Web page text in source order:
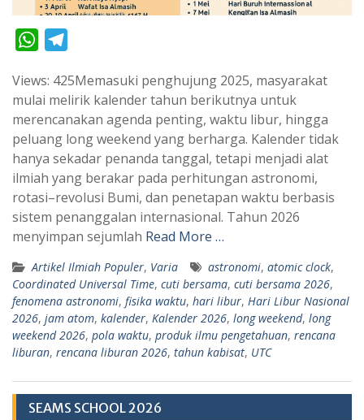
W
a
t
A
p
p
l
e
g
r
a
m
Views: 425Memasuki penghujung 2025, masyarakat
mulai melirik kalender tahun berikutnya untuk
merencanakan agenda penting, waktu libur, hingga
peluang long weekend yang berharga. Kalender tidak
hanya sekadar penanda tanggal, tetapi menjadi alat
ilmiah yang berakar pada perhitungan astronomi,
rotasi–revolusi Bumi, dan penetapan waktu berbasis
sistem penanggalan internasional. Tahun 2026
menyimpan sejumlah Read More …
Artikel Ilmiah Populer, Varia astronomi, atomic clock,
Coordinated Universal Time, cuti bersama, cuti bersama 2026,
fenomena astronomi, fisika waktu, hari libur, Hari Libur Nasional
2026, jam atom, kalender, Kalender 2026, long weekend, long
weekend 2026, pola waktu, produk ilmu pengetahuan, rencana
liburan, rencana liburan 2026, tahun kabisat, UTC
SEAMS SCHOOL 2026